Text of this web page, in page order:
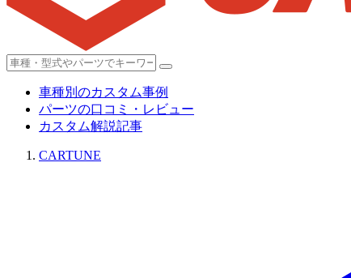
車種別のカスタム事例
パーツの口コミ・レビュー
カスタム解説記事
CARTUNE